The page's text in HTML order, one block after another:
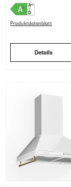
Produktdatenblatt
Details